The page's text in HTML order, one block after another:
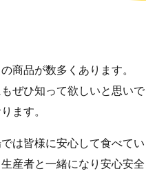
商品が数多くあります。
ぜひ知って欲しいと思いで
ます。
は皆様に安心して食べてい
産者と一緒になり安心安全